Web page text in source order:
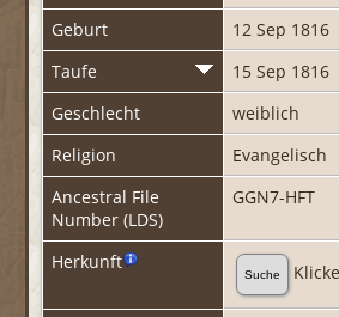
Geburt
12 Sep 1816
Taufe
15 Sep 1816
Geschlecht
weiblich
Religion
Evangelisch
Ancestral File
Number (LDS)
GGN7-HFT
Herkunft
Suche